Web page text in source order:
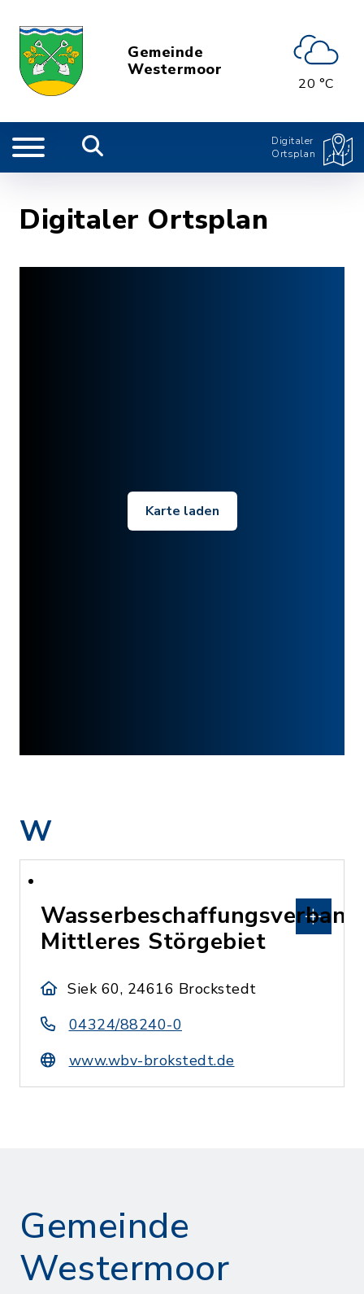
Gemeinde
Westermoor
20 °C
Digitaler
Ortsplan
Digitaler Ortsplan
Karte laden
W
Wasserbeschaffungsverband
Mittleres Störgebiet
Siek 60, 24616 Brockstedt
04324/88240-0
www.wbv-brokstedt.de
Gemeinde
Westermoor